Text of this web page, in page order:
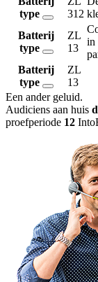
type
312
Batterij
type
ZL
13
in
Batterij
type
ZL
13
Een ander geluid.
Audiciens aan huis
proefperiode 12